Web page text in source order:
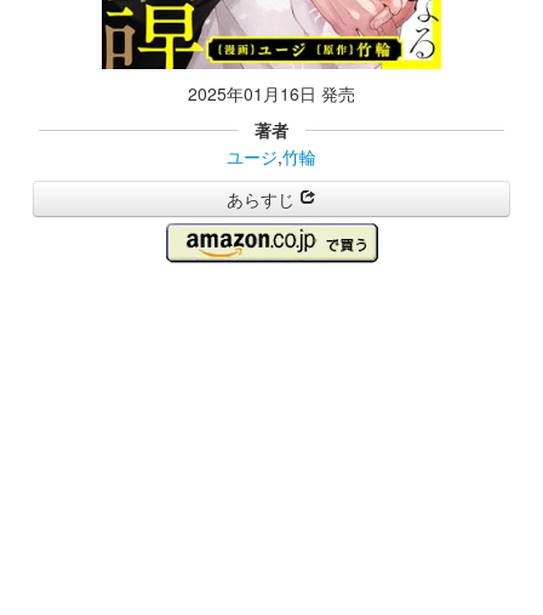
2025年01月16日 発売
著者
ユージ,竹輪
あらすじ